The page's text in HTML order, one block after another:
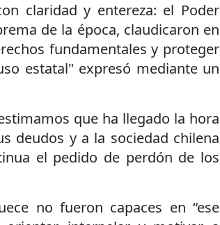
claridad y entereza: el Poder
de la época, claudicaron en
fundamentales y proteger
estatal" expresó mediante un
que ha llegado la hora
deudos y a la sociedad chilena
el pedido de perdón de los
no fueron capaces en “ese